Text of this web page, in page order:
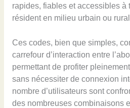
rapides, fiables et accessibles à
résident en milieu urbain ou
Ces codes, bien que simples,
carrefour d’interaction entre
permettant de profiter
sans nécessiter de connexion
nombre d’utilisateurs sont
des nombreuses combinaisons